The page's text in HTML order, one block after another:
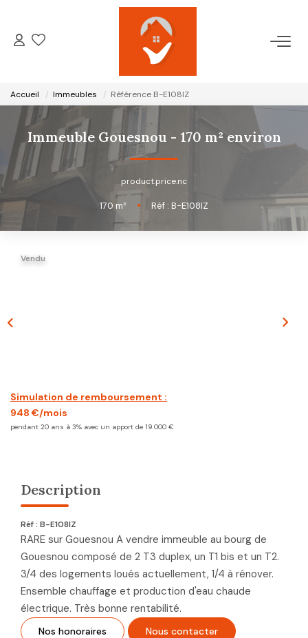
ACCUEIL
NOTRE AGENCE
VENTES
LOCATIONS
GESTION LOCATIVE
Accueil Immeubles Référence B-E108IZ
Immeuble Gouesnou - 170 m² environ
product.price.nc
170 m² • Réf : B-E108IZ
Vendu
Simulation de remboursement :
948 €/mois
pendant 20 ans à 3% avec un apport de 19 000 €
Description
Réf : B-E108IZ
RARE sur Gouesnou A vendre immeuble au bourg de
Gouesnou composé de 2 T3 duplex, un T1 bis et un T2.
3/4 des logements loués actuellement, 1/4 à rénover.
Ensemble chauffage et production d'eau chaude
électrique. Très bonne rentabilité.
Nos honoraires Nous contacter